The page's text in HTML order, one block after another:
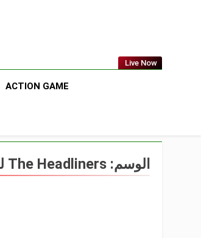
Live Now
ACTION GAME
الوسم: The Headliners للكمبيوتر من ميديا فاير مجااً